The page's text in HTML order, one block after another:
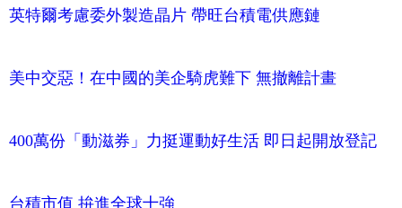
英特爾考慮委外製造晶片 帶旺台積電供應鏈
美中交惡！在中國的美企騎虎難下 無撤離計畫
400萬份「動滋券」力挺運動好生活 即日起開放登記
台積市值 拚進全球十強